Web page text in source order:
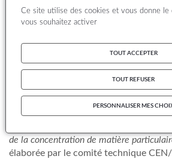
des paramètres critiques pour la mesure
automatiques de PM paru en 2020
Pour la surveillance des particules
guide préconise des critères en
d’assurance qualité (QA/QC) à
mesure fiable de la matière
lors de l’utilisation de la BAM 1020.
QA/QC définis dans ce guide se
de la concentration de matière
élaborée par le comité technique
Ce site utilise des cookies et vous donne le
vous souhaitez activer
TOUT ACCEPTER
TOUT REFUSER
PERSONNALISER MES